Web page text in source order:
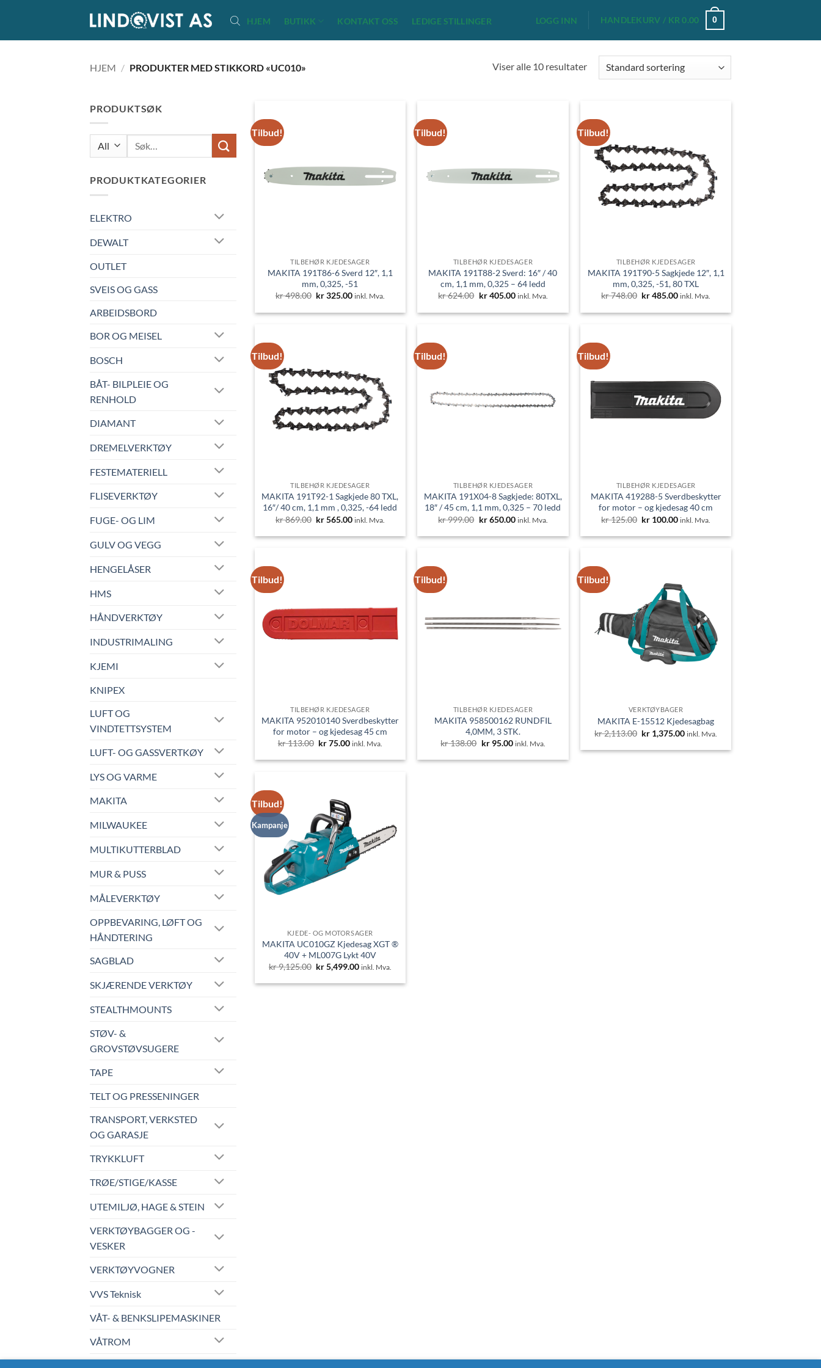
content
HJEM BUTIKK KONTAKT OSS LEDIGE STILLINGER LOGG INN HANDLEKURV / KR 0.00 0
HJEM / PRODUKTER MED STIKKORD «UC010» Viser alle 10 resultater
PRODUKTSØK
Søk
etter:
PRODUKTKATEGORIER
ELEKTRO
DEWALT
OUTLET
SVEIS OG GASS
ARBEIDSBORD
BOR OG MEISEL
BOSCH
BÅT- BILPLEIE OG
RENHOLD
DIAMANT
DREMELVERKTØY
FESTEMATERIELL
FLISEVERKTØY
FUGE- OG LIM
GULV OG VEGG
HENGELÅSER
HMS
HÅNDVERKTØY
INDUSTRIMALING
KJEMI
KNIPEX
LUFT OG
VINDTETTSYSTEM
LUFT- OG GASSVERTKØY
LYS OG VARME
MAKITA
MILWAUKEE
MULTIKUTTERBLAD
MUR & PUSS
MÅLEVERKTØY
OPPBEVARING, LØFT OG
HÅNDTERING
SAGBLAD
SKJÆRENDE VERKTØY
STEALTHMOUNTS
STØV- &
GROVSTØVSUGERE
TAPE
TELT OG PRESSENINGER
TRANSPORT, VERKSTED
OG GARASJE
TRYKKLUFT
TRØE/STIGE/KASSE
UTEMILJØ, HAGE & STEIN
VERKTØYBAGGER OG -
VESKER
VERKTØYVOGNER
VVS Teknisk
VÅT- & BENKSLIPEMASKINER
VÅTROM
Tilbud!
TILBEHØR KJEDESAGER
MAKITA 191T86-6 Sverd 12″, 1,1
mm, 0,325, -51
kr498.00 Opprinnelig
var:
kr325.00Nåværende
er:
inkl. Mva.
Tilbud!
TILBEHØR KJEDESAGER
MAKITA 191T88-2 Sverd: 16″ / 40
cm, 1,1 mm, 0,325 – 64 ledd
kr624.00 Opprinnelig
var:
kr405.00Nåværende
er:
inkl. Mva.
Tilbud!
TILBEHØR KJEDESAGER
MAKITA 191T90-5 Sagkjede 12″, 1,1
mm, 0,325, -51, 80 TXL
kr748.00 Opprinnelig
var:
kr485.00Nåværende
er:
inkl. Mva.
Tilbud!
TILBEHØR KJEDESAGER
MAKITA 191T92-1 Sagkjede 80 TXL,
16″/ 40 cm, 1,1 mm , 0,325, -64 ledd
kr869.00 Opprinnelig
var:
kr565.00Nåværende
er:
inkl. Mva.
Tilbud!
TILBEHØR KJEDESAGER
MAKITA 191X04-8 Sagkjede: 80TXL,
18″ / 45 cm, 1,1 mm, 0,325 – 70 ledd
kr999.00 Opprinnelig
var:
kr650.00Nåværende
er:
inkl. Mva.
Tilbud!
TILBEHØR KJEDESAGER
MAKITA 419288-5 Sverdbeskytter
for motor – og kjedesag 40 cm
kr125.00 Opprinnelig
var:
kr 100.00Nåværende
er:
inkl. Mva.
Tilbud!
TILBEHØR KJEDESAGER
MAKITA 952010140 Sverdbeskytter
for motor – og kjedesag 45 cm
kr113.00 Opprinnelig
var:
kr75.00Nåværende
er:
inkl. Mva.
Tilbud!
TILBEHØR KJEDESAGER
MAKITA 958500162 RUNDFIL
4,0MM, 3 STK.
kr138.00 Opprinnelig
var:
kr95.00Nåværende
er:
inkl. Mva.
Tilbud!
VERKTØYBAGER
MAKITA E-15512 Kjedesagbag
kr2,113.00 Opprinnelig
var:
kr 1,375.00Nåværende
er:
inkl. Mva.
Tilbud!
Kampanje
KJEDE- OG MOTORSAGER
MAKITA UC010GZ Kjedesag XGT ®
40V + ML007G Lykt 40V
kr9,125.00 Opprinnelig
var:
kr5,499.00Nåværende
er:
inkl. Mva.